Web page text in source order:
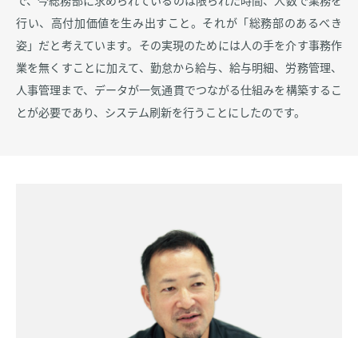
行い、高付加価値を生み出すこと。それが「総務部のあるべき
姿」だと考えています。その実現のためには人の手を介す事務作
業を無くすことに加えて、勤怠から給与、給与明細、労務管理、
人事管理まで、データが一気通貫でつながる仕組みを構築するこ
とが必要であり、システム刷新を行うことにしたのです。